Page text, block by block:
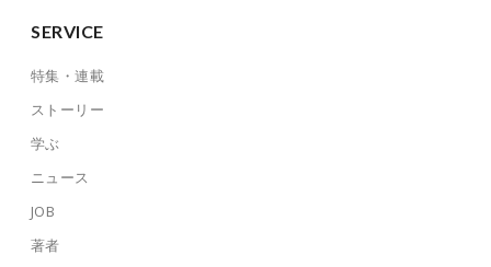
SERVICE
特集・連載
ストーリー
学ぶ
ニュース
JOB
著者